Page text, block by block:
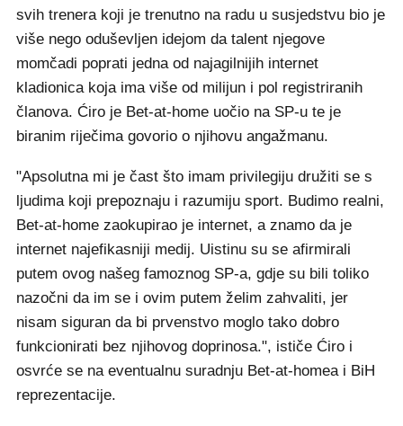
svih trenera koji je trenutno na radu u susjedstvu bio je
više nego oduševljen idejom da talent njegove
momčadi poprati jedna od najagilnijih internet
kladionica koja ima više od milijun i pol registriranih
članova. Ćiro je Bet-at-home uočio na SP-u te je
biranim riječima govorio o njihovu angažmanu.
"Apsolutna mi je čast što imam privilegiju družiti se s
ljudima koji prepoznaju i razumiju sport. Budimo realni,
Bet-at-home zaokupirao je internet, a znamo da je
internet najefikasniji medij. Uistinu su se afirmirali
putem ovog našeg famoznog SP-a, gdje su bili toliko
nazočni da im se i ovim putem želim zahvaliti, jer
nisam siguran da bi prvenstvo moglo tako dobro
funkcionirati bez njihovog doprinosa.", ističe Ćiro i
osvrće se na eventualnu suradnju Bet-at-homea i BiH
reprezentacije.